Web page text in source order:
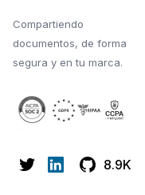
Compartiendo
documentos, de forma
segura y en tu marca.
8.9K